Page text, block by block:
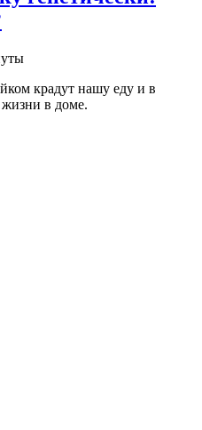
крадут нашу еду и в
в доме.